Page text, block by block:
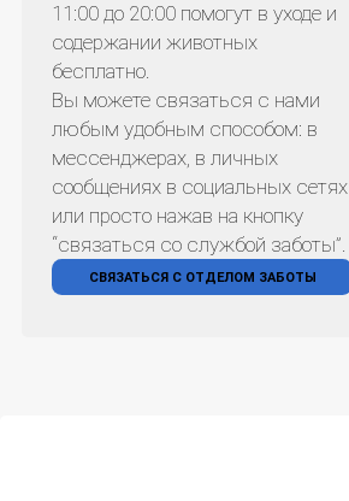
11:00 до 20:00 помогут в уходе и
содержании животных
бесплатно.
Вы можете связаться с нами
любым удобным способом: в
мессенджерах, в личных
сообщениях в социальных сетях
или просто нажав на кнопку
“связаться со службой заботы”.
СВЯЗАТЬСЯ С ОТДЕЛОМ ЗАБОТЫ